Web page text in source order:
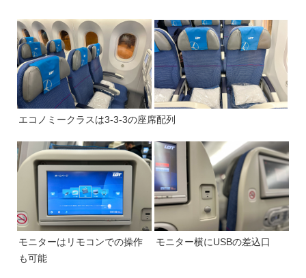
エコノミークラスは3-3-3の座席配列
モニターはリモコンでの操作
も可能
モニター横にUSBの差込口